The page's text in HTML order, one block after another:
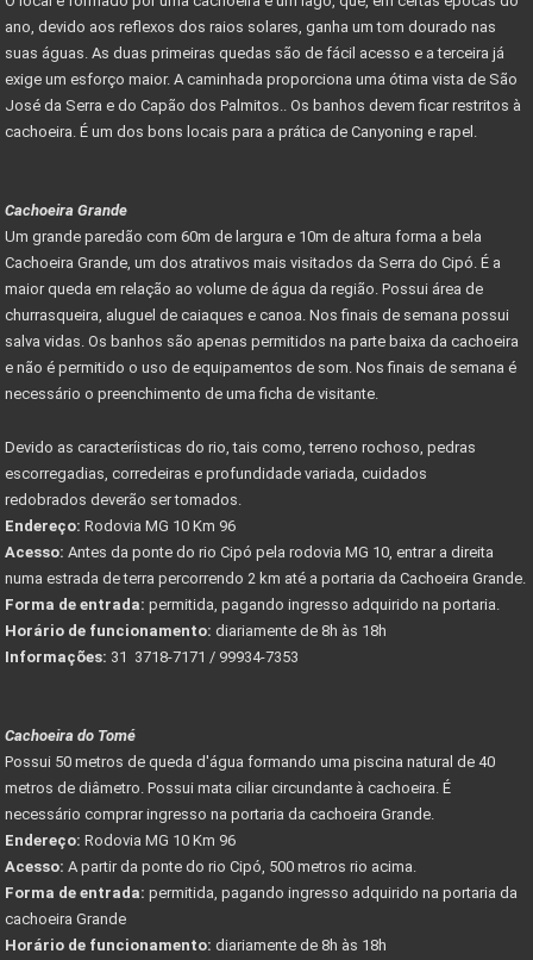
ano, devido aos reflexos dos raios solares, ganha um tom dourado nas
suas águas. As duas primeiras quedas são de fácil acesso e a terceira já
exige um esforço maior. A caminhada proporciona uma ótima vista de São
José da Serra e do Capão dos Palmitos.. Os banhos devem ficar restritos à
cachoeira. É um dos bons locais para a prática de Canyoning e rapel.
Cachoeira Grande
Um grande paredão com 60m de largura e 10m de altura forma a bela
Cachoeira Grande, um dos atrativos mais visitados da Serra do Cipó. É a
maior queda em relação ao volume de água da região. Possui área de
churrasqueira, aluguel de caiaques e canoa. Nos finais de semana possui
salva vidas. Os banhos são apenas permitidos na parte baixa da cachoeira
e não é permitido o uso de equipamentos de som. Nos finais de semana é
necessário o preenchimento de uma ficha de visitante.
Devido as caracteríisticas do rio, tais como, terreno rochoso, pedras
escorregadias, corredeiras e profundidade variada, cuidados
redobrados deverão ser tomados.
Endereço: Rodovia MG 10 Km 96
Acesso: Antes da ponte do rio Cipó pela rodovia MG 10, entrar a direita
numa estrada de terra percorrendo 2 km até a portaria da Cachoeira Grande.
Forma de entrada: permitida, pagando ingresso adquirido na portaria.
Horário de funcionamento: diariamente de 8h às 18h
Informações: 31 3718-7171 / 99934-7353
Cachoeira do Tomé
Possui 50 metros de queda d'água formando uma piscina natural de 40
metros de diâmetro. Possui mata ciliar circundante à cachoeira. É
necessário comprar ingresso na portaria da cachoeira Grande.
Endereço: Rodovia MG 10 Km 96
Acesso: A partir da ponte do rio Cipó, 500 metros rio acima.
Forma de entrada: permitida, pagando ingresso adquirido na portaria da
cachoeira Grande
Horário de funcionamento: diariamente de 8h às 18h